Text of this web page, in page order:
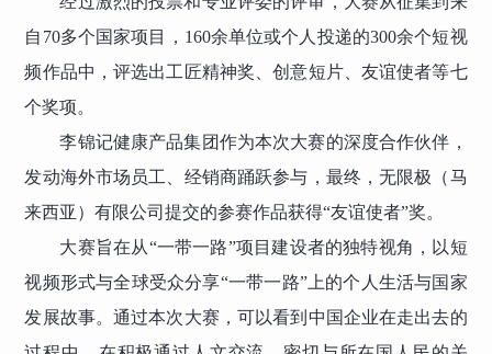
自70多个国家项目，160余单位或个人投递的300余个短视
频作品中，评选出工匠精神奖、创意短片、友谊使者等七
个奖项。
李锦记健康产品集团作为本次大赛的深度合作伙伴，
发动海外市场员工、经销商踊跃参与，最终，无限极（马
来西亚）有限公司提交的参赛作品获得“友谊使者”奖。
大赛旨在从“一带一路”项目建设者的独特视角，以短
视频形式与全球受众分享“一带一路”上的个人生活与国家
发展故事。通过本次大赛，可以看到中国企业在走出去的